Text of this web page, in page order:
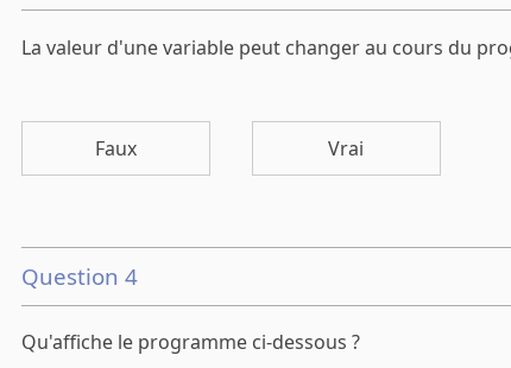
La valeur d'une variable peut changer au cours du
Faux Vrai
Question 4
Qu'affiche le programme ci-dessous ?